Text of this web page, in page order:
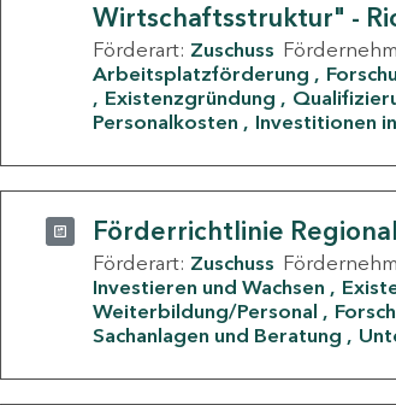
Wirtschaftsstruktur" -
Förderart: Zuschuss
Arbeitsplatzförderung
Existenzgründung
Personalkosten
Investitionen
Förderrichtlinie
Förderart: Zuschuss
Investieren und Wachsen
Weiterbildung/Personal
Sachanlagen und Beratung